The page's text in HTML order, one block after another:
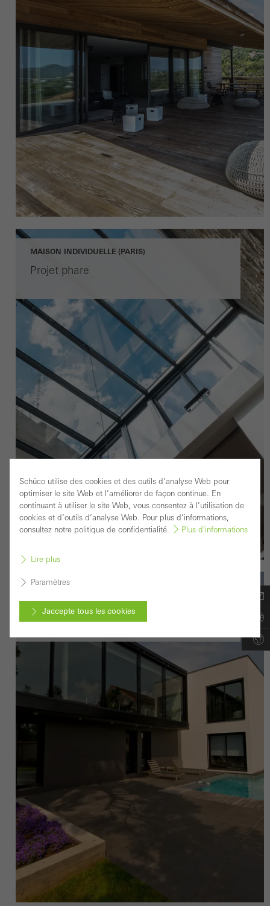
MAISON INDIVIDUELLE (PARIS)
Projet phare
Projet phare
Schüco utilise des cookies et des outils d’analyse Web pour
optimiser le site Web et l’améliorer de façon continue. En
continuant à utiliser le site Web, vous consentez à l’utilisation de
cookies et d’outils d’analyse Web. Pour plus d’informations,
consultez notre politique de confidentialité.
Plus d'informations
Lire plus
Paramètres
Jaccepte tous les cookies
Annuler
Les cookies obligatoires (essentiels, fonctionnels, indispensables)
qui ne peuvent pas être désactivés.
sont indispensables pour que les sites web de Schüco puissent
fonctionner sans problème. Ils ne peuvent pas être désactivés.
Sans ces cookies, certaines parties des pages web ou certains
services souhaités ne peuvent pas être mis à disposition.
Cookies statistiques / analytiques
Ces cookies sont utilisés à des fins statistiques afin danalyser
lutilisation du site web et doptimiser notre offre grâce à
lévaluation des campagnes que nous avons menées, par
exemple. Ces cookies sont utilisés pour améliorer la convivialité
du site web et donc lexpérience de lutilisateur. Ils collectent des